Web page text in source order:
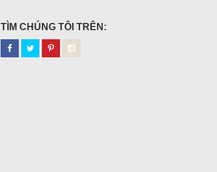
TÌM CHÚNG TÔI TRÊN: